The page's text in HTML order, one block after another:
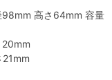
98mm 高さ64mm 容量
20mm